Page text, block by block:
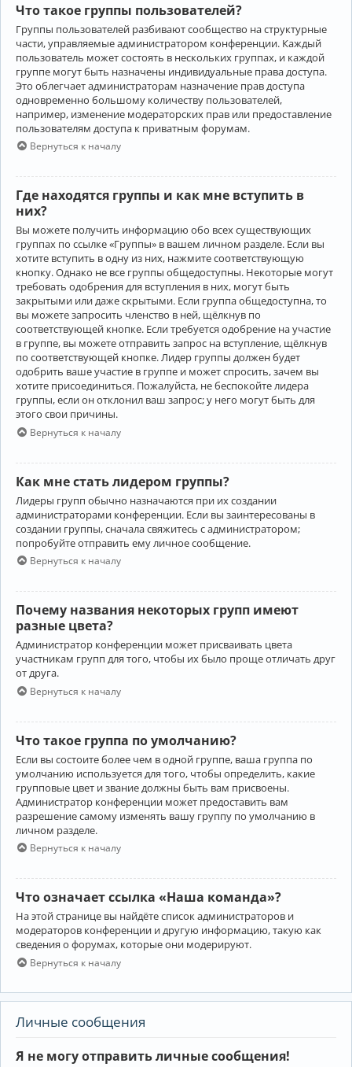
Что такое группы пользователей?
Группы пользователей разбивают сообщество на структурные
части, управляемые администратором конференции. Каждый
пользователь может состоять в нескольких группах, и каждой
группе могут быть назначены индивидуальные права доступа.
Это облегчает администраторам назначение прав доступа
одновременно большому количеству пользователей,
например, изменение модераторских прав или предоставление
пользователям доступа к приватным форумам.
Вернуться к началу
Где находятся группы и как мне вступить в
них?
Вы можете получить информацию обо всех существующих
группах по ссылке «Группы» в вашем личном разделе. Если вы
хотите вступить в одну из них, нажмите соответствующую
кнопку. Однако не все группы общедоступны. Некоторые могут
требовать одобрения для вступления в них, могут быть
закрытыми или даже скрытыми. Если группа общедоступна, то
вы можете запросить членство в ней, щёлкнув по
соответствующей кнопке. Если требуется одобрение на участие
в группе, вы можете отправить запрос на вступление, щёлкнув
по соответствующей кнопке. Лидер группы должен будет
одобрить ваше участие в группе и может спросить, зачем вы
хотите присоединиться. Пожалуйста, не беспокойте лидера
группы, если он отклонил ваш запрос; у него могут быть для
этого свои причины.
Вернуться к началу
Как мне стать лидером группы?
Лидеры групп обычно назначаются при их создании
администраторами конференции. Если вы заинтересованы в
создании группы, сначала свяжитесь с администратором;
попробуйте отправить ему личное сообщение.
Вернуться к началу
Почему названия некоторых групп имеют
разные цвета?
Администратор конференции может присваивать цвета
участникам групп для того, чтобы их было проще отличать друг
от друга.
Вернуться к началу
Что такое группа по умолчанию?
Если вы состоите более чем в одной группе, ваша группа по
умолчанию используется для того, чтобы определить, какие
групповые цвет и звание должны быть вам присвоены.
Администратор конференции может предоставить вам
разрешение самому изменять вашу группу по умолчанию в
личном разделе.
Вернуться к началу
Что означает ссылка «Наша команда»?
На этой странице вы найдёте список администраторов и
модераторов конференции и другую информацию, такую как
сведения о форумах, которые они модерируют.
Вернуться к началу
Личные сообщения
Я не могу отправить личные сообщения!